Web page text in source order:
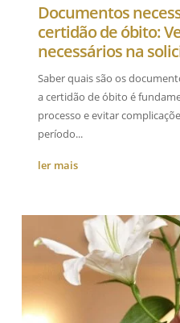
Documentos
certidão de óbito:
necessários na
Saber quais são os
a certidão de óbito é
processo e evitar
período...
ler mais